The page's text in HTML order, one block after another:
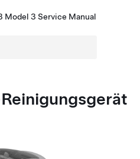
Model 3 Service Manual